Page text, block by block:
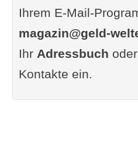
Ihrem E-Mail-
magazin@geld-
Ihr Adressbuch
Kontakte ein.